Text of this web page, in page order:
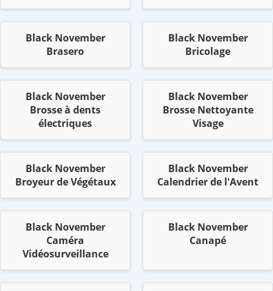
Black November
Brasero
Black November
Bricolage
Black November
Brosse à dents
électriques
Black November
Brosse Nettoyante
Visage
Black November
Broyeur de Végétaux
Black November
Calendrier de l'Avent
Black November
Caméra
Vidéosurveillance
Black November
Canapé